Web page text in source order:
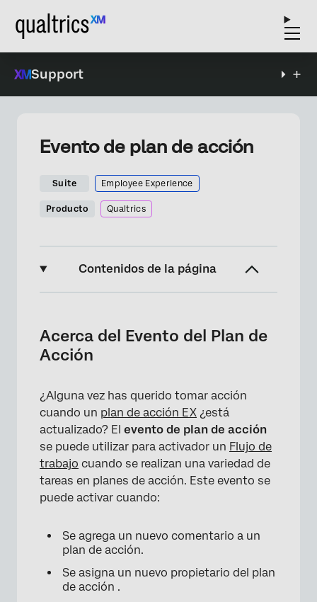
Support
Evento de plan de acción
Suite Employee Experience
Producto Qualtrics
Contenidos de la página
Configuración de un Evento de plan de
acción
Acerca del Evento del Plan de
Acción
¿Alguna vez has querido tomar acción
cuando un plan de acción EX ¿está
actualizado? El evento de plan de acción
se puede utilizar para activador un Flujo de
trabajo cuando se realizan una variedad de
tareas en planes de acción. Este evento se
puede activar cuando:
Se agrega un nuevo comentario a un
plan de acción.
Se asigna un nuevo propietario del plan
de acción .